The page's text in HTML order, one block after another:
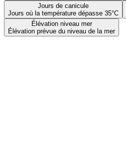
Jours de canicule
Jours où la température dépasse 35°C
Élévation niveau mer
Élévation prévue du niveau de la mer